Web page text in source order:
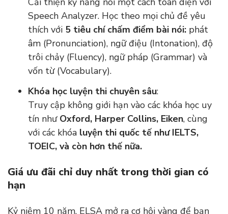
Speech Analyzer. Học theo mọi chủ đề yêu
thích với 5 tiêu chí chấm điểm bài nói: phát
âm (Pronunciation), ngữ điệu (Intonation), độ
trôi chảy (Fluency), ngữ pháp (Grammar) và
vốn từ (Vocabulary).
Khóa học luyện thi chuyên sâu:
Truy cập không giới hạn vào các khóa học uy
tín như Oxford, Harper Collins, Eiken, cùng
với các khóa luyện thi quốc tế như IELTS,
TOEIC, và còn hơn thế nữa.
Giá ưu đãi chỉ duy nhất trong thời gian có
hạn
Kỷ niệm 10 năm, ELSA mở ra cơ hội vàng để bạn